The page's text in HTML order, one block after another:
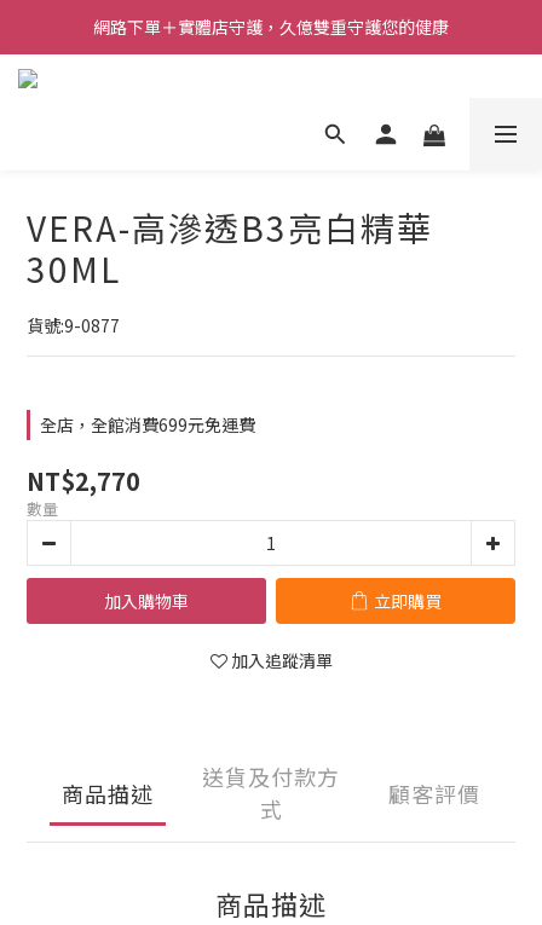
網路下單＋實體店守護，久億雙重守護您的健康
VERA-高滲透B3亮白精華
30ML
貨號:9-0877
全店，全館消費699元免運費
NT$2,770
數量
加入購物車 立即購買
加入追蹤清單
商品描述
送貨及付款方
式
顧客評價
商品描述